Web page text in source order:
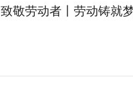
致敬劳动者丨劳动铸就